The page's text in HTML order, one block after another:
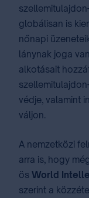
globálisan is
nőnapi
lánynak joga
alkotásait
védje, valamint
váljon.
A nemzetközi
arra is, hogy
ös World
szerint a